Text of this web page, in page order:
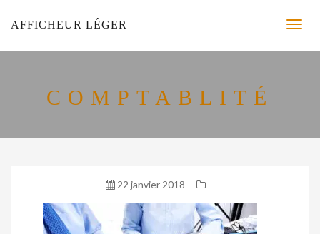
AFFICHEUR LÉGER
COMPTABLITÉ
22 janvier 2018